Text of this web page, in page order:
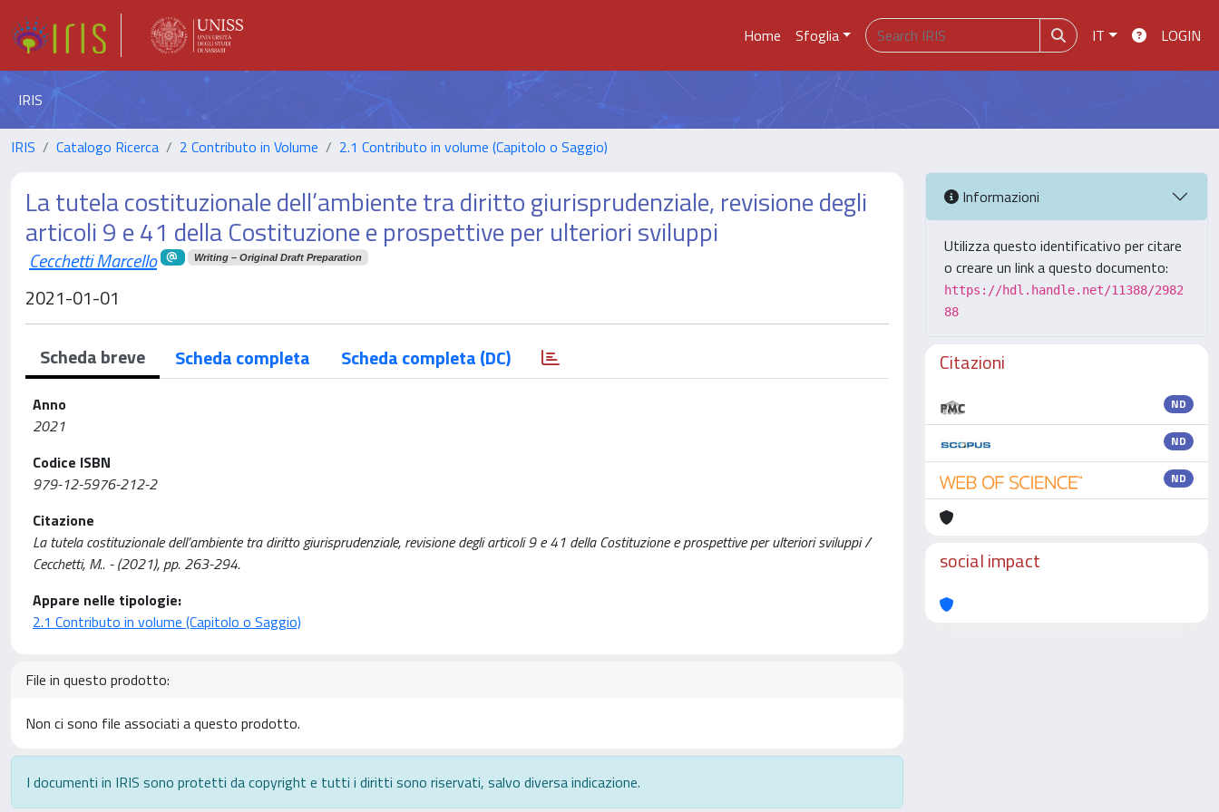
Home Sfoglia IT LOGIN
IRIS
IRIS Catalogo Ricerca 2 Contributo in Volume 2.1 Contributo in volume (Capitolo o Saggio)
La tutela costituzionale dell’ambiente tra diritto giurisprudenziale, revisione degli
articoli 9 e 41 della Costituzione e prospettive per ulteriori sviluppi
Cecchetti Marcello Writing – Original Draft Preparation
2021-01-01
Scheda breve Scheda completa Scheda completa (DC)
Anno
2021
Codice ISBN
979-12-5976-212-2
Citazione
La tutela costituzionale dell’ambiente tra diritto giurisprudenziale, revisione degli articoli 9 e 41 della Costituzione e prospettive per ulteriori sviluppi /
Cecchetti, M.. - (2021), pp. 263-294.
Appare nelle tipologie:
2.1 Contributo in volume (Capitolo o Saggio)
File in questo prodotto:
Non ci sono file associati a questo prodotto.
I documenti in IRIS sono protetti da copyright e tutti i diritti sono riservati, salvo diversa indicazione.
Informazioni
Utilizza questo identificativo per citare
o creare un link a questo documento:
https://hdl.handle.net/11388/2982
88
Citazioni
ND
ND
ND
social impact